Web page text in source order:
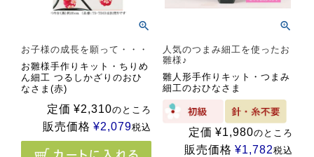
お子様の成長を願って・・・
お雛様手作りキット・ちりめ
ん細工 つるしかざりのおひ
なさま(赤)
定価 ¥2,310のところ
販売価格 ¥2,079税込
人気のつまみ細工を使ったお
雛様♪
雛人形手作りキット・つまみ
細工のおひなさま
定価 ¥1,980のところ
販売価格 ¥1,782税込